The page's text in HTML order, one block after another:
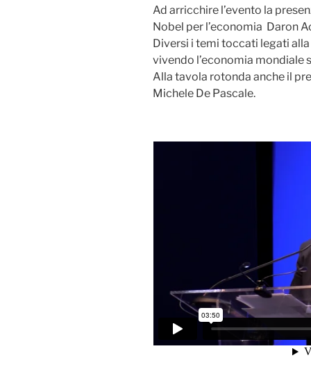
Ad arricchire l’evento la
Nobel per l’economia Daron
Diversi i temi toccati legati
vivendo l’economia mondiale
Alla tavola rotonda anche il
Michele De Pascale.